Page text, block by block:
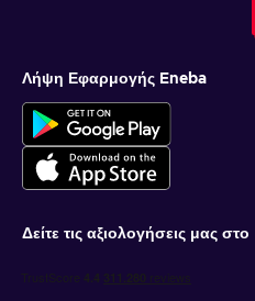
Λήψη Εφαρμογής Eneba
Δείτε τις αξιολογήσεις μας στο